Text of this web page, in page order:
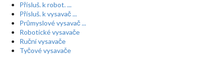
Přísluš. k robot. ...
Přísluš. k vysavač ...
Průmyslové vysavač ...
Robotické vysavače
Ruční vysavače
Tyčové vysavače